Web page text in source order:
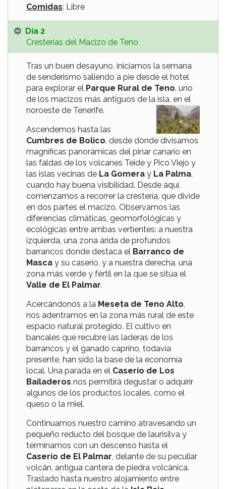
Comidas: Libre
Día 2
Cresterías del Macizo de Teno
Tras un buen desayuno, iniciamos la semana
de senderismo saliendo a pie desde el hotel
para explorar el Parque Rural de Teno , uno
de los macizos más antiguos de la isla, en el
noroeste de Tenerife.
Ascendemos hasta las
Cumbres de Bolico , desde donde divisamos
magníficas panorámicas del pinar canario en
las faldas de los volcanes Teide y Pico Viejo y
las islas vecinas de La Gomera y La Palma
cuando hay buena visibilidad. Desde aquí,
comenzamos a recorrer la crestería, que divide
en dos partes el macizo. Observamos las
diferencias climáticas, geomorfológicas y
ecológicas entre ambas vertientes: a nuestra
izquierda, una zona árida de profundos
barrancos donde destaca el Barranco de
Masca y su caserío, y a nuestra derecha, una
zona más verde y fértil en la que se sitúa el
Valle de El Palmar.
Acercándonos a la Meseta de Teno Alto
nos adentramos en la zona más rural de este
espacio natural protegido. El cultivo en
bancales que recubre las laderas de los
barrancos y el ganado caprino, todavía
presente, han sido la base de la economía
local. Una parada en el Caserío de Los
Bailaderos nos permitirá degustar o adquirir
algunos de los productos locales, como el
queso o la miel.
Continuamos nuestro camino atravesando un
pequeño reducto del bosque de laurisilva y
terminamos con un descenso hasta el
Caserío de El Palmar , delante de su peculiar
volcán, antigua cantera de piedra volcánica.
Traslado hasta nuestro alojamiento entre